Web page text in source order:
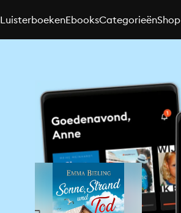
LuisterboekenEbooksCategorieënShop